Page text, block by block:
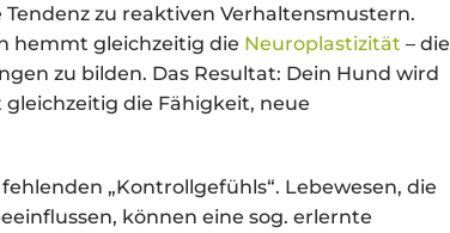
zu reaktiven Verhaltensmustern.
hemmt gleichzeitig die Neuroplastizität – die
zu bilden. Das Resultat: Dein Hund wird
die Fähigkeit, neue
„Kontrollgefühls“. Lebewesen, die
können eine sog. erlernte